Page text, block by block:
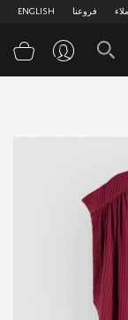
ENGLISH فروعنا